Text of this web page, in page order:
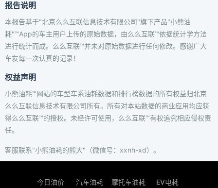
报告说明
本报告基于"北京么么互联信息技术有限公司"旗下产品"小熊油
耗"™App的车主用户上传的原始数据，由么么互联™依据统计学方法
进行统计而成。么么互联™并未对原始数据进行任何修改。感谢广大
车友每一次认真的记录！
权益声明
小熊油耗™网站的车型车系油耗数据和排行榜数据的所有权益归北京
么么互联信息技术有限公司所有。所有对本站数据的商业应用均应获
得么么互联™的授权。未经许可使用，么么互联™有权追究相应侵权责
任。
客服联系"小熊油耗的熊大"（微信号：xxnh-xd）。
今日油价 汽车油耗 摩托车油耗 EV电耗